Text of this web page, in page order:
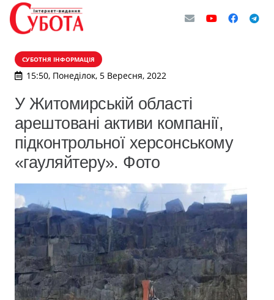
СУБОТНЯ ІНФОРМАЦІЯ
15:50, Понеділок, 5 Вересня, 2022
У Житомирській області
арештовані активи компанії,
підконтрольної херсонському
«гауляйтеру». Фото